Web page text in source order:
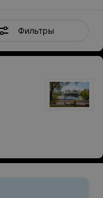
Фильтры